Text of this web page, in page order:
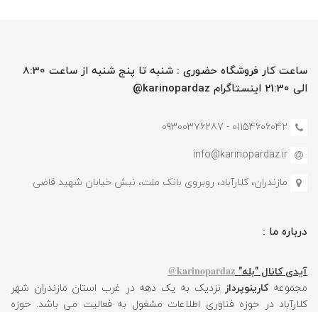
ساعت کار فروشگاه حضوری : شنبه تا پنج شنبه از ساعت 8:30
الی 21:30 اینستاگرام karinopardaz@
01154606042 - 09300376287
info@karinopardaz.ir
مازندران، کلارآباد، روبروی بانک ملت، نبش خیابان شهید قاضی
درباره ما :
آیدی کانال "بله" karinopardaz@
مجموعهکارینوپرداز نزدیک به یک دهه در غرب استان مازندران شهر
کلارآباد در حوزه فناوری اطلاعات مشغول به فعالیت می باشد. حوزه